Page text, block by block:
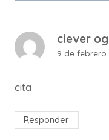
clever
9 de febrero
cita
Responder